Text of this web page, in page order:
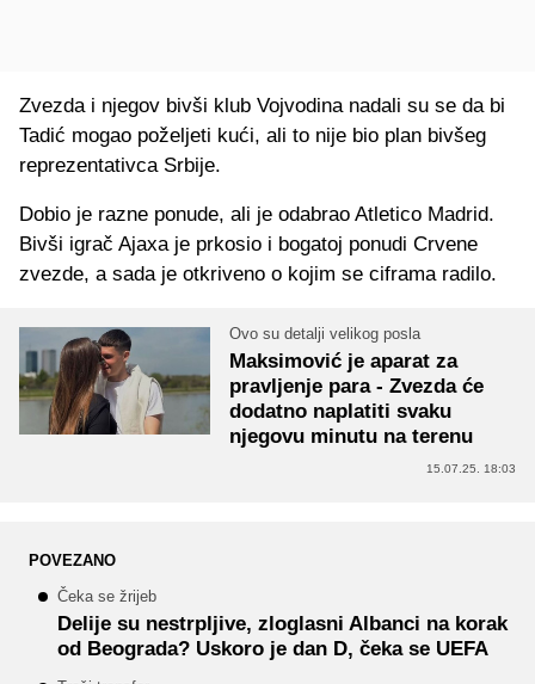
Zvezda i njegov bivši klub Vojvodina nadali su se da bi
Tadić mogao poželjeti kući, ali to nije bio plan bivšeg
reprezentativca Srbije.
Dobio je razne ponude, ali je odabrao Atletico Madrid.
Bivši igrač Ajaxa je prkosio i bogatoj ponudi Crvene
zvezde, a sada je otkriveno o kojim se ciframa radilo.
Ovo su detalji velikog posla
Maksimović je aparat za
pravljenje para - Zvezda će
dodatno naplatiti svaku
njegovu minutu na terenu
15.07.25. 18:03
POVEZANO
Čeka se žrijeb
Delije su nestrpljive, zloglasni Albanci na korak
od Beograda? Uskoro je dan D, čeka se UEFA